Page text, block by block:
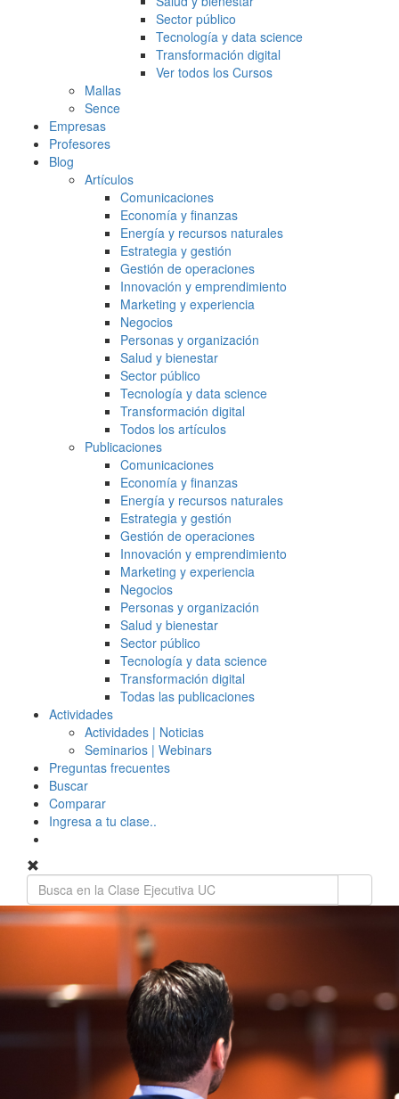
Sector público
Tecnología y data science
Transformación digital
Ver todos los Cursos
Mallas
Sence
Empresas
Profesores
Blog
Artículos
Comunicaciones
Economía y finanzas
Energía y recursos naturales
Estrategia y gestión
Gestión de operaciones
Innovación y emprendimiento
Marketing y experiencia
Negocios
Personas y organización
Salud y bienestar
Sector público
Tecnología y data science
Transformación digital
Todos los artículos
Publicaciones
Comunicaciones
Economía y finanzas
Energía y recursos naturales
Estrategia y gestión
Gestión de operaciones
Innovación y emprendimiento
Marketing y experiencia
Negocios
Personas y organización
Salud y bienestar
Sector público
Tecnología y data science
Transformación digital
Todas las publicaciones
Actividades
Actividades | Noticias
Seminarios | Webinars
Preguntas frecuentes
Buscar
Comparar
Ingresa a tu clase..